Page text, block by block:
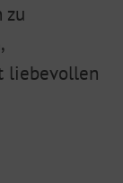
zu
liebevollen